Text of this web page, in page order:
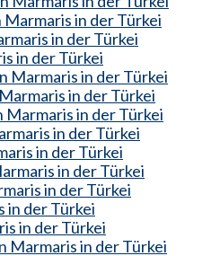
Marmaris in der Türkei
in der Türkei
in der Türkei
Marmaris in der Türkei
in der Türkei
Marmaris in der Türkei
in der Türkei
in der Türkei
in der Türkei
in der Türkei
in der Türkei
in der Türkei
Marmaris in der Türkei